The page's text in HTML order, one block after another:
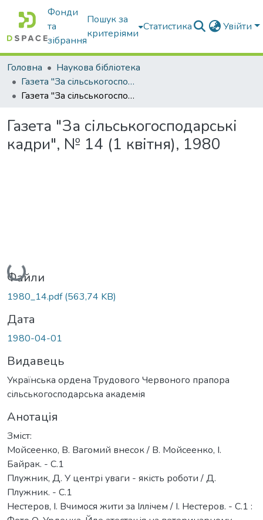
Фонди
та
зібрання
Пошук за
критеріями
Статистика Увійти
Головна
Наукова бібліотека
Газета "За сільськогосподарські кадри"
Газета "За сільськогосподарські кадри", № 14 (1 квітня), 1980
Газета "За сільськогосподарські
кадри", № 14 (1 квітня), 1980
Вантажиться...
Файли
1980_14.pdf(563,74 KB)
Дата
1980-04-01
Видавець
Українська ордена Трудового Червоного прапора
сільськогосподарська академія
Анотація
Зміст:
Мойсеенко, В. Вагомий внесок / В. Мойсеенко, І.
Байрак. - С.1
Плужник, Д. У центрі уваги - якість роботи / Д.
Плужник. - С.1
Нестеров, І. Вчимося жити за Іллічем / І. Нестеров. - С.1 :